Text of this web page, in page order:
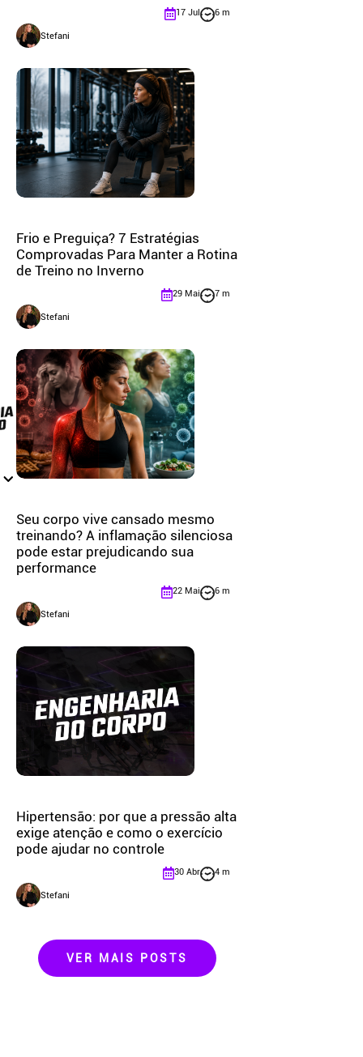
Stefani
17 Jul 6 m
Frio e Preguiça? 7 Estratégias
Comprovadas Para Manter a Rotina
de Treino no Inverno
Stefani
29 Mai 7 m
Seu corpo vive cansado mesmo
treinando? A inflamação silenciosa
pode estar prejudicando sua
performance
Stefani
22 Mai 6 m
Hipertensão: por que a pressão alta
exige atenção e como o exercício
pode ajudar no controle
Stefani
30 Abr 4 m
VER MAIS POSTS